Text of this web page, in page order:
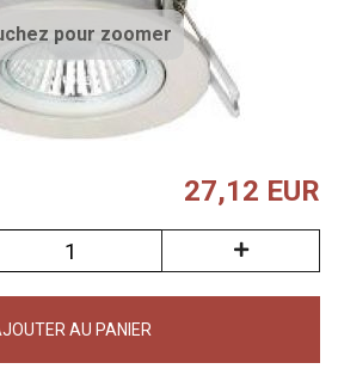
pour zoomer
27,12 EUR
AU PANIER